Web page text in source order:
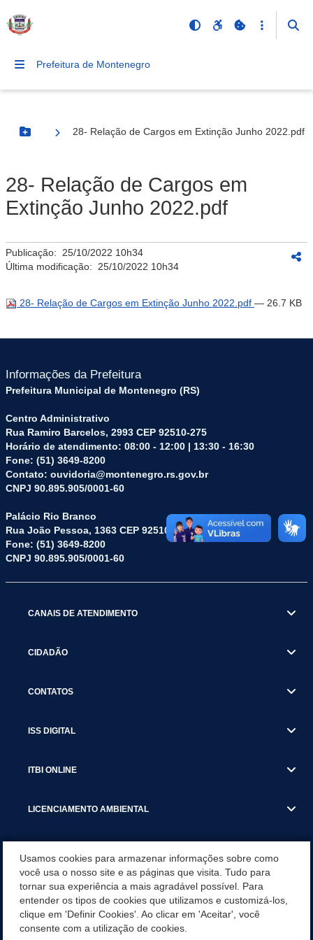
Prefeitura de Montenegro
Botão Menu
28- Relação de Cargos em Extinção Junho 2022.pdf
28- Relação de Cargos em
Extinção Junho 2022.pdf
Publicação: 25/10/2022 10h34
Última modificação: 25/10/2022 10h34
28- Relação de Cargos em Extinção Junho 2022.pdf — 26.7 KB
Informações da Prefeitura
Prefeitura Municipal de Montenegro (RS)
Centro Administrativo
Rua Ramiro Barcelos, 2993 CEP 92510-275
Horário de atendimento: 08:00 - 12:00 | 13:30 - 16:30
Fone: (51) 3649-8200
Contato: ouvidoria@montenegro.rs.gov.br
CNPJ 90.895.905/0001-60
Palácio Rio Branco
Rua João Pessoa, 1363 CEP 92510-045
Fone: (51) 3649-8200
CNPJ 90.895.905/0001-60
CANAIS DE ATENDIMENTO
CIDADÃO
CONTATOS
ISS DIGITAL
ITBI ONLINE
LICENCIAMENTO AMBIENTAL
SERVIÇOS
SERVIÇOS DO DEPARTAMENTO DE RECEITA MUNICIPAL
Usamos cookies para armazenar informações sobre como
você usa o nosso site e as páginas que visita. Tudo para
tornar sua experiência a mais agradável possível. Para
entender os tipos de cookies que utilizamos e customizá-los,
clique em 'Definir Cookies'. Ao clicar em 'Aceitar', você
consente com a utilização de cookies.